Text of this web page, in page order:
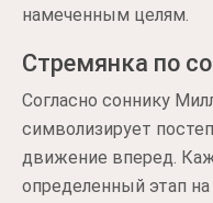
намеченным целям.
Стремянка по
Согласно соннику
символизирует
движение вперед.
определенный этап